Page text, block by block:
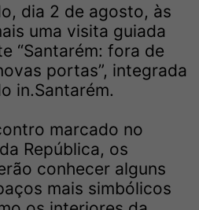
dia 2 de agosto, às
uma visita guiada
“Santarém: fora de
portas”, integrada
in.Santarém.
marcado no
República, os
conhecer alguns
mais simbólicos